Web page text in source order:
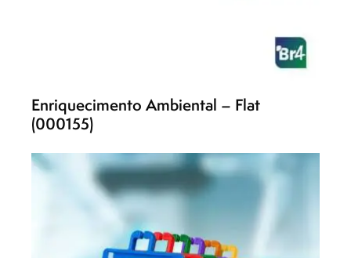
Enriquecimento Ambiental – Flat
(000155)